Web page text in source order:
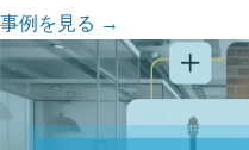
事例を見る →